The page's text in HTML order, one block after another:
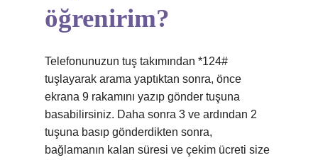
öğrenirim?
Telefonunuzun tuş takımından *124#
tuşlayarak arama yaptıktan sonra, önce
ekrana 9 rakamını yazıp gönder tuşuna
basabilirsiniz. Daha sonra 3 ve ardından 2
tuşuna basıp gönderdikten sonra,
bağlamanın kalan süresi ve çekim ücreti size